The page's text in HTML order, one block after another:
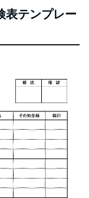
表テンプレー